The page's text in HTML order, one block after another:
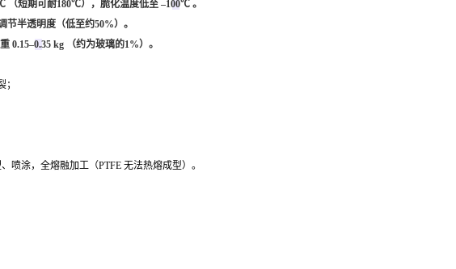
（短期可耐180℃），脆化温度低至 –100℃ 。
节半透明度（低至约50%）。
0.15–0.35 kg （约为玻璃的1%）。
喷涂， 全熔融加工 （PTFE 无法热熔成型）。